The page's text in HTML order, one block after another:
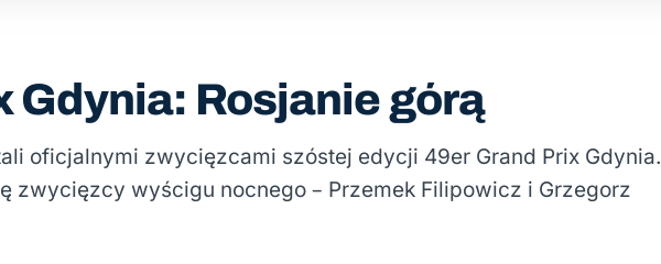
Gdynia: Rosjanie górą
oficjalnymi zwycięzcami szóstej edycji 49er Grand Prix Gdynia.
zwycięzcy wyścigu nocnego – Przemek Filipowicz i Grzegorz